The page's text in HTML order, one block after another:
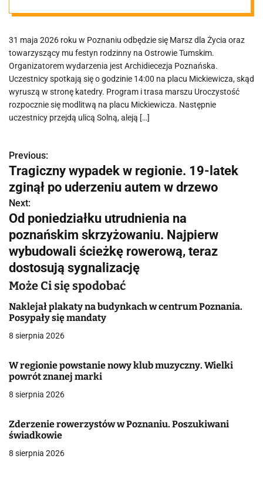
maja
31 maja 2026 roku w Poznaniu odbędzie się Marsz dla Życia oraz
towarzyszący mu festyn rodzinny na Ostrowie Tumskim.
Organizatorem wydarzenia jest Archidiecezja Poznańska.
Uczestnicy spotkają się o godzinie 14:00 na placu Mickiewicza, skąd
wyruszą w stronę katedry. Program i trasa marszu Uroczystość
rozpocznie się modlitwą na placu Mickiewicza. Następnie
uczestnicy przejdą ulicą Solną, aleją […]
N
a
w
i
g
a
c
j
a
w
p
s
u
Previous:
Tragiczny wypadek w regionie. 19-latek
zginął po uderzeniu autem w drzewo
Next:
Od poniedziałku utrudnienia na
poznańskim skrzyżowaniu. Najpierw
wybudowali ścieżkę rowerową, teraz
dostosują sygnalizację
Może Ci się spodobać
Naklejał plakaty na budynkach w centrum Poznania.
Posypały się mandaty
8 sierpnia 2026
W regionie powstanie nowy klub muzyczny. Wielki
powrót znanej marki
8 sierpnia 2026
Zderzenie rowerzystów w Poznaniu. Poszukiwani
świadkowie
8 sierpnia 2026